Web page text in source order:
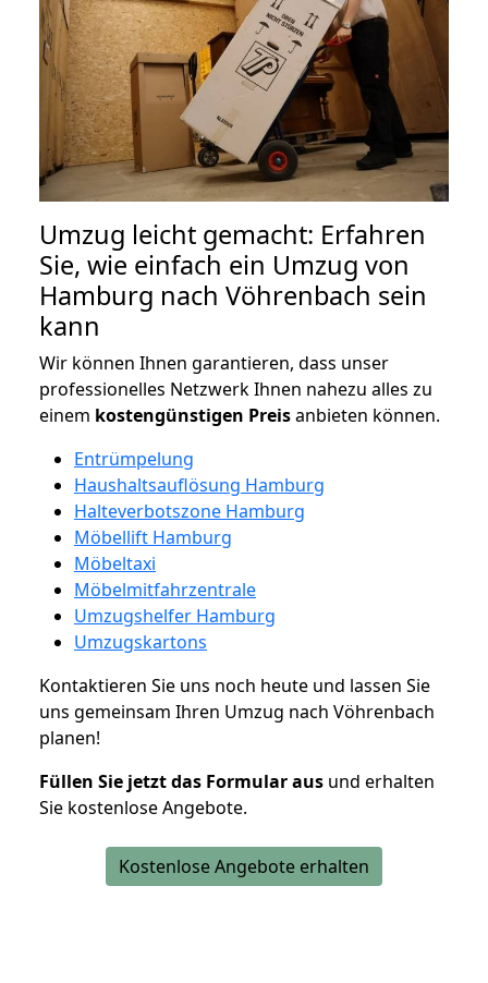
Umzug leicht gemacht: Erfahren
Sie, wie einfach ein Umzug von
Hamburg nach Vöhrenbach sein
kann
Wir können Ihnen garantieren, dass unser
professionelles Netzwerk Ihnen nahezu alles zu
einem kostengünstigen Preisanbieten können.
Entrümpelung
Haushaltsauflösung Hamburg
Halteverbotszone Hamburg
Möbellift Hamburg
Möbeltaxi
Möbelmitfahrzentrale
Umzugshelfer Hamburg
Umzugskartons
Kontaktieren Sie uns noch heute und lassen Sie
uns gemeinsam Ihren Umzug nach Vöhrenbach
planen!
Füllen Sie jetzt das Formular aus und erhalten
Sie kostenlose Angebote.
Kostenlose Angebote erhalten